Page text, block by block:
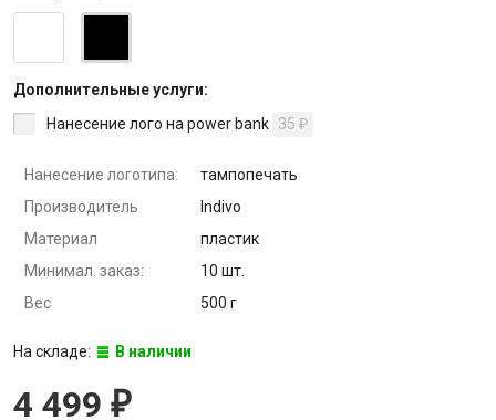
Дополнительные услуги:
Нанесение лого на power bank 35 ₽
Нанесение логотипа:
тампопечать
Производитель
Indivo
Материал
пластик
Минимал. заказ:
10 шт.
Вес
500 г
На складе: В наличии
4 499 ₽